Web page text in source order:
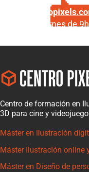
Lunes a viernes de
Centro de formación en
3D para cine y
Máster en Ilustración
Máster Ilustración online
Máster en Diseño de